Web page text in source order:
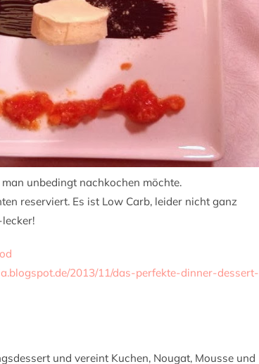
unbedingt nachkochen möchte.
reserviert. Es ist Low Carb, leider nicht ganz
2013/11/das-perfekte-dinner-dessert-
und vereint Kuchen, Nougat, Mousse und